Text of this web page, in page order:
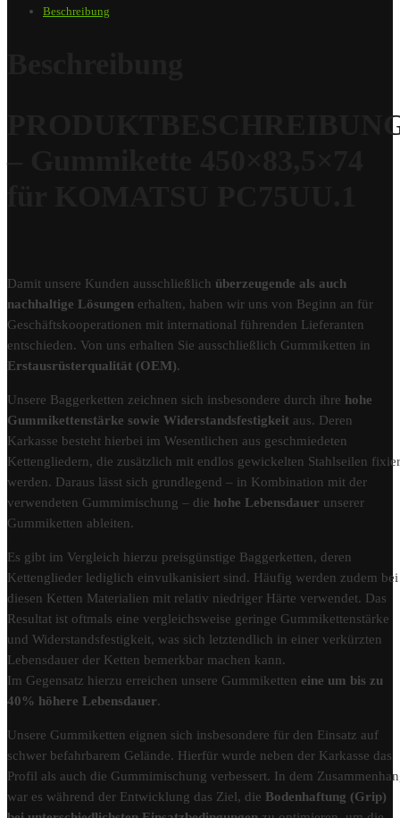
Beschreibung
Damit unsere Kunden ausschließlich überzeugende als auch
nachhaltige Lösungen erhalten, haben wir uns von Beginn an für
Geschäftskooperationen mit international führenden Lieferanten
entschieden. Von uns erhalten Sie ausschließlich Gummiketten in
Erstausrüsterqualität (OEM).
Unsere Baggerketten zeichnen sich insbesondere durch ihre hohe
Gummikettenstärke sowie Widerstandsfestigkeit aus. Deren
Karkasse besteht hierbei im Wesentlichen aus geschmiedeten
Kettengliedern, die zusätzlich mit endlos gewickelten Stahlseilen
werden. Daraus lässt sich grundlegend – in Kombination mit der
verwendeten Gummimischung – die hohe Lebensdauer unserer
Gummiketten ableiten.
Es gibt im Vergleich hierzu preisgünstige Baggerketten, deren
Kettenglieder lediglich einvulkanisiert sind. Häufig werden zudem bei
diesen Ketten Materialien mit relativ niedriger Härte verwendet. Das
Resultat ist oftmals eine vergleichsweise geringe Gummikettenstärke
und Widerstandsfestigkeit, was sich letztendlich in einer verkürzten
Lebensdauer der Ketten bemerkbar machen kann.
Im Gegensatz hierzu erreichen unsere Gummiketten eine um bis zu
40% höhere Lebensdauer.
Unsere Gummiketten eignen sich insbesondere für den Einsatz auf
schwer befahrbarem Gelände. Hierfür wurde neben der Karkasse das
Profil als auch die Gummimischung verbessert. In dem
war es während der Entwicklung das Ziel, die Bodenhaftung (Grip)